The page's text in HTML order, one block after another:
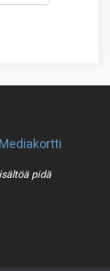
Mediakortti
pidä